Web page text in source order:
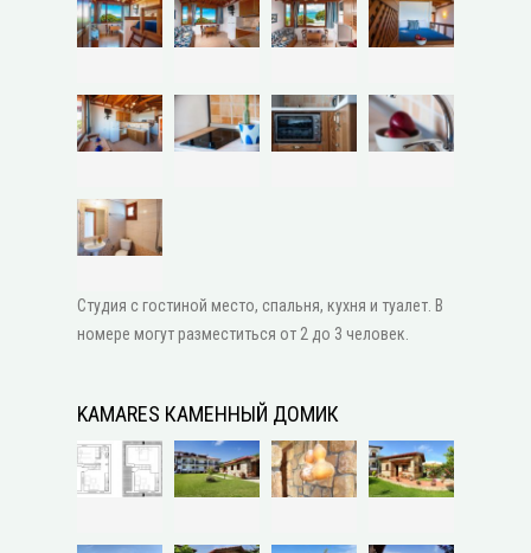
Студия с гостиной место, спальня, кухня и туалет. В
номере могут разместиться от 2 до 3 человек.
KAMARES КАМЕННЫЙ ДОМИК